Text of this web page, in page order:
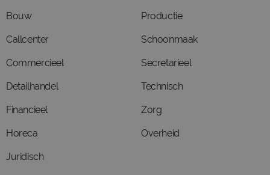
Bouw
Callcenter
Commercieel
Detailhandel
Financieel
Horeca
Juridisch
Productie
Schoonmaak
Secretarieel
Technisch
Zorg
Overheid